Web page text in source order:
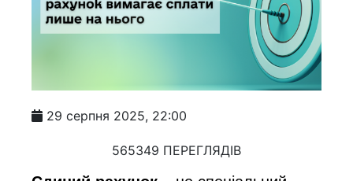
29 серпня 2025, 22:00
565349 ПЕРЕГЛЯДІВ